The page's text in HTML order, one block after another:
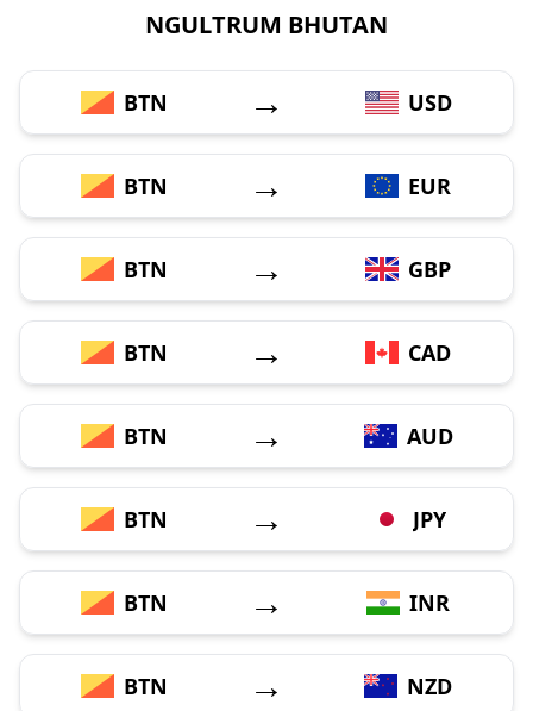
NGULTRUM BHUTAN
BTN → USD
BTN → EUR
BTN → GBP
BTN → CAD
BTN → AUD
BTN → JPY
BTN → INR
BTN → NZD